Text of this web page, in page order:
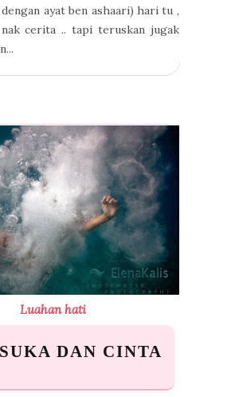
ayat ben ashaari) hari tu ,
cerita .. tapi teruskan jugak
Luahan hati
DAN CINTA